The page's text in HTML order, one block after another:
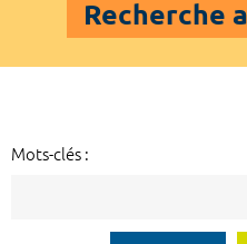
Recherche
Mots-clés :